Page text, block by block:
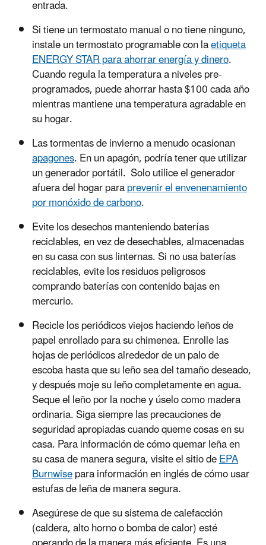
entrada.
Si tiene un termostato manual o no tiene ninguno,
instale un termostato programable con laetiqueta
ENERGY STAR para ahorrar energía y dinero.
Cuando regula la temperatura a niveles pre-
programados, puede ahorrar hasta $100 cada año
mientras mantiene una temperatura agradable en
su hogar.
Las tormentas de invierno a menudo ocasionan
apagones.En un apagón, podría tener que utilizar
un generador portátil. Solo utilice el generador
afuera del hogar paraprevenir el envenenamiento
por monóxido de carbono.
Evite los desechos manteniendo baterías
reciclables, en vez de desechables, almacenadas
en su casa con sus linternas. Si no usa baterías
reciclables, evite los residuos peligrosos
comprando baterías con contenido bajas en
mercurio.
Recicle los periódicos viejos haciendo leños de
papel enrollado para su chimenea. Enrolle las
hojas de periódicos alrededor de un palo de
escoba hasta que su leño sea del tamaño deseado,
y después moje su leño completamente en agua.
Seque el leño por la noche y úselo como madera
ordinaria. Siga siempre las precauciones de
seguridad apropiadas cuando queme cosas en su
casa. Para información de cómo quemar leña en
su casa de manera segura, visite el sitio deEPA
Burnwisepara información en inglés de cómo usar
estufas de leña de manera segura.
Asegúrese de que su sistema de calefacción
(caldera, alto horno o bomba de calor) esté